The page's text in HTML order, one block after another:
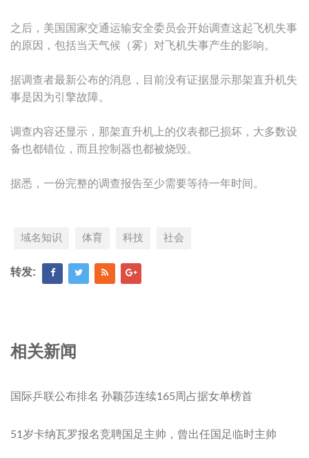
之后，美国国家交通运输安全委员会开始调查这起飞机失事
的原因，包括当天气候（雾）对飞机失事产生的影响。
据调查者最新公布的消息，目前没有证据显示那架直升机失
事是因为引擎故障。
调查内容还显示，那架直升机上的仪表都已损坏，大多数设
备也都错位，而且控制器也都被烧毁。
据悉，一份完整的调查报告至少需要等待一年时间。
域名知识 体育 科技 社会
转发:
相关新闻
国际乒联公布排名 孙颖莎连续165周占据女单榜首
51岁卡纳瓦罗报名竞聘国足主帅，曾出任国足临时主帅